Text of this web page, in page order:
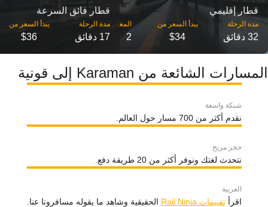
قطار إقليمي
مدة الرحلة
32 دقائق
‎يبدأ السعر من
$34
2
قطار فائق السرعة
مدة الرحلة
17 دقائق
‎يبدأ السعر من
$36
المسارات الشائعة من Karaman إلى قونية
شبكة واسعة
نقدم أكثر من 700 مسار حول العالم.
حجز مريح
نتحدث لغتك ونوفر أكثر من 20 طريقة دفع.
العربية
اقرأتقييمات Rail Ninja الحقيقية وشاهد ما يقوله مسافرونا عنا.